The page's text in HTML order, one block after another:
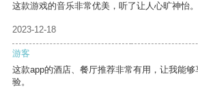
这款游戏的音乐非常优美，听了让人心旷神怡。
2023-12-18
游客
这款app的酒店、餐厅推荐非常有用，让我能
验。